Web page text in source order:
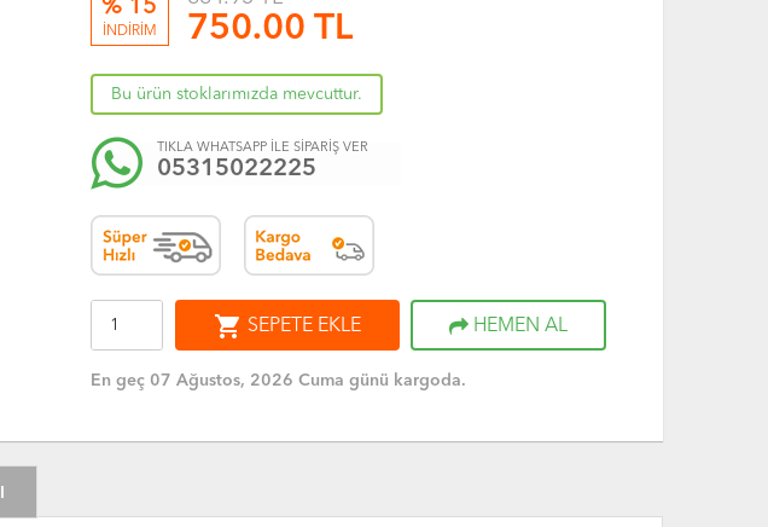
% 15
İNDİRİM 750.00 TL
Bu ürün stoklarımızda mevcuttur.
TIKLA WHATSAPP İLE SİPARİŞ VER
05315022225
shopping_cart SEPETE EKLE HEMEN AL
En geç 07 Ağustos, 2026 Cuma günü kargoda.